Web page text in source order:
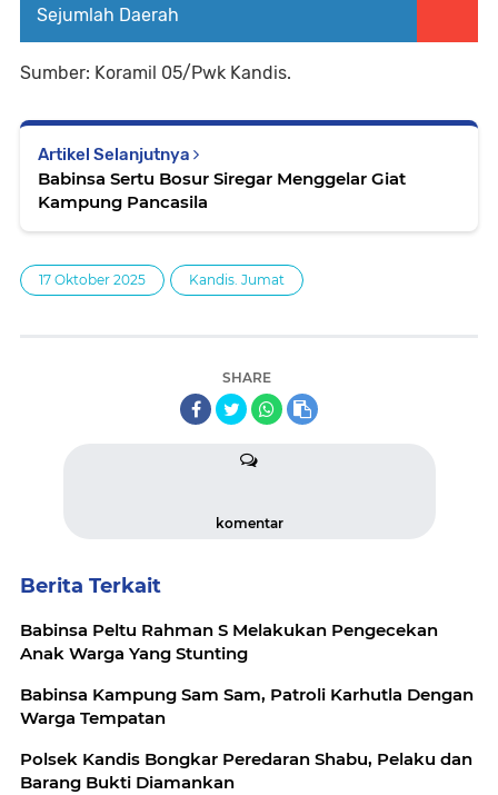
Sejumlah Daerah
Sumber: Koramil 05/Pwk Kandis.
Artikel Selanjutnya
Babinsa Sertu Bosur Siregar Menggelar Giat
Kampung Pancasila
17 Oktober 2025 Kandis. Jumat
SHARE
komentar
Berita Terkait
Babinsa Peltu Rahman S Melakukan Pengecekan
Anak Warga Yang Stunting
Babinsa Kampung Sam Sam, Patroli Karhutla Dengan
Warga Tempatan
Polsek Kandis Bongkar Peredaran Shabu, Pelaku dan
Barang Bukti Diamankan